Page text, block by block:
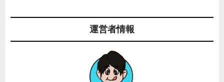
運営者情報